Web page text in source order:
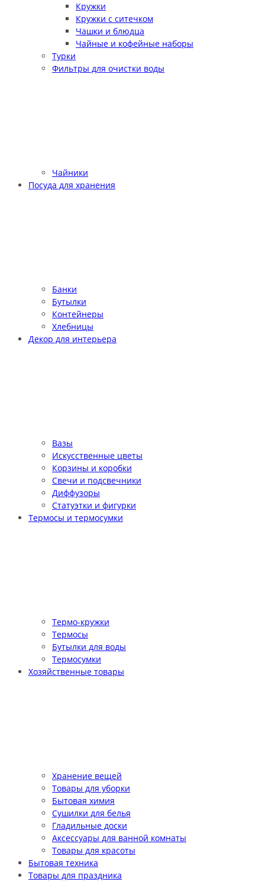
Кружки
Кружки с ситечком
Чашки и блюдца
Чайные и кофейные наборы
Турки
Фильтры для очистки воды
Чайники
Посуда для хранения
Банки
Бутылки
Контейнеры
Хлебницы
Декор для интерьера
Вазы
Искусственные цветы
Корзины и коробки
Свечи и подсвечники
Диффузоры
Статуэтки и фигурки
Термосы и термосумки
Термо-кружки
Термосы
Бутылки для воды
Термосумки
Хозяйственные товары
Хранение вещей
Товары для уборки
Бытовая химия
Сушилки для белья
Гладильные доски
Аксессуары для ванной комнаты
Товары для красоты
Бытовая техника
Товары для праздника